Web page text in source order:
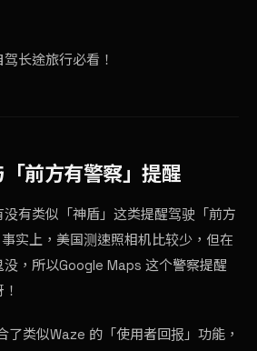
长途旅行必看！
前方有警察」提醒
有类似「神盾」这类提醒驾驶「前方
实上，美国测速照相机比较少，但在
，所以Google Maps 这个警察提醒
了类似Waze 的「使用者回报」功能，